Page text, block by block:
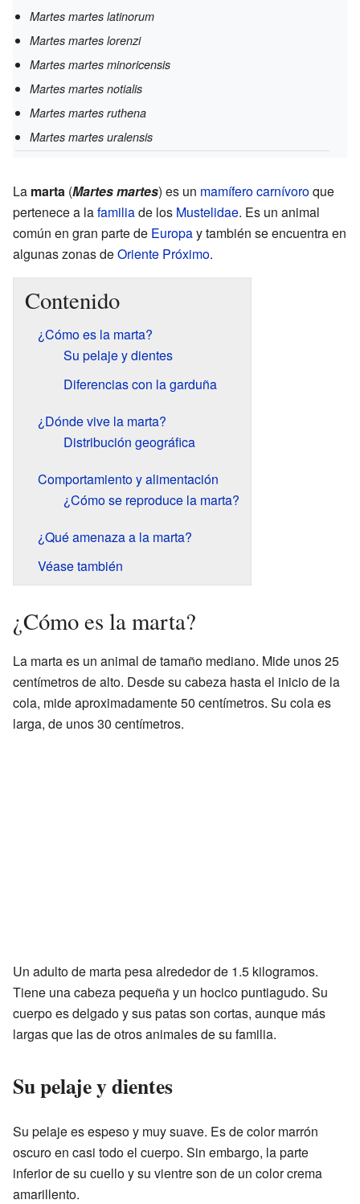
Martes martes latinorum
Martes martes lorenzi
Martes martes minoricensis
Martes martes notialis
Martes martes ruthena
Martes martes uralensis
La marta (Martes martes) es un mamíferocarnívoroque
pertenece a lafamiliade los Mustelidae. Es un animal
común en gran parte de Europay también se encuentra en
algunas zonas deOriente Próximo.
Contenido
¿Cómo es la marta?
Su pelaje y dientes
Diferencias con la garduña
¿Dónde vive la marta?
Distribución geográfica
Comportamiento y alimentación
¿Cómo se reproduce la marta?
¿Qué amenaza a la marta?
Véase también
¿Cómo es la marta?
La marta es un animal de tamaño mediano. Mide unos 25
centímetros de alto. Desde su cabeza hasta el inicio de la
cola, mide aproximadamente 50 centímetros. Su cola es
larga, de unos 30 centímetros.
Un adulto de marta pesa alrededor de 1.5 kilogramos.
Tiene una cabeza pequeña y un hocico puntiagudo. Su
cuerpo es delgado y sus patas son cortas, aunque más
largas que las de otros animales de su familia.
Su pelaje y dientes
Su pelaje es espeso y muy suave. Es de color marrón
oscuro en casi todo el cuerpo. Sin embargo, la parte
inferior de su cuello y su vientre son de un color crema
amarillento.